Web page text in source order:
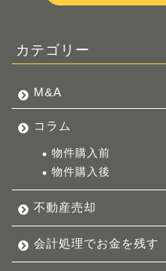
カテゴリー
M&A
コラム
物件購入前
物件購入後
不動産売却
会計処理でお金を残す